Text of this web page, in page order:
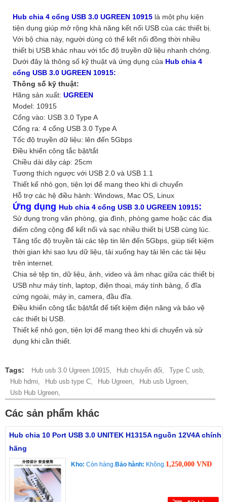
Hub chia 4 cổng USB 3.0 UGREEN 10915 là một phụ kiện
tiện dụng giúp mở rộng khả năng kết nối USB của các thiết bị.
Với bộ chia này, người dùng có thể kết nối đồng thời nhiều
thiết bị USB khác nhau với tốc độ truyền dữ liệu nhanh chóng.
Dưới đây là thông số kỹ thuật và ứng dụng của Hub chia 4
cổng USB 3.0 UGREEN 10915:
Thông số kỹ thuật:
Hãng sản xuất: UGREEN
Model: 10915
Cổng vào: USB 3.0 Type A
Cổng ra: 4 cổng USB 3.0 Type A
Tốc độ truyền dữ liệu: lên đến 5Gbps
Điều khiển công tắc bật/tắt
Chiều dài dây cáp: 25cm
Tương thích ngược với USB 2.0 và USB 1.1
Thiết kế nhỏ gọn, tiện lợi để mang theo khi di chuyển
Hỗ trợ các hệ điều hành: Windows, Mac OS, Linux
Ứng dụng Hub chia 4 cổng USB 3.0 UGREEN 10915:
Sử dụng trong văn phòng, gia đình, phòng game hoặc các địa
điểm công cộng để kết nối và sạc nhiều thiết bị USB cùng lúc.
Tăng tốc độ truyền tải các tệp tin lên đến 5Gbps, giúp tiết kiệm
thời gian khi sao lưu dữ liệu, tải xuống hay tải lên các tài liệu
trên internet.
Chia sẻ tệp tin, dữ liệu, ảnh, video và âm nhạc giữa các thiết bị
USB như máy tính, laptop, điện thoại, máy tính bảng, ổ đĩa
cứng ngoài, máy in, camera, đầu đĩa.
Điều khiển công tắc bật/tắt để tiết kiệm điện năng và bảo vệ
các thiết bị USB.
Thiết kế nhỏ gọn, tiện lợi để mang theo khi di chuyển và sử
dụng khi cần thiết.
Tags: Hub usb 3.0 Ugreen 10915, Hub chuyển đổi,
Type C usb,
Hub hdmi,
Hub usb type C, Hub Ugreen,
Hub usb Ugreen,
Usb Hub Ugreen,
Các sản phẩm khác
Hub chia 10 Port USB 3.0 UNITEK H1315A nguồn 12V4A chính
hãng
Kho: Còn hàng.Bảo hành: Không.1,250,000 VNĐ